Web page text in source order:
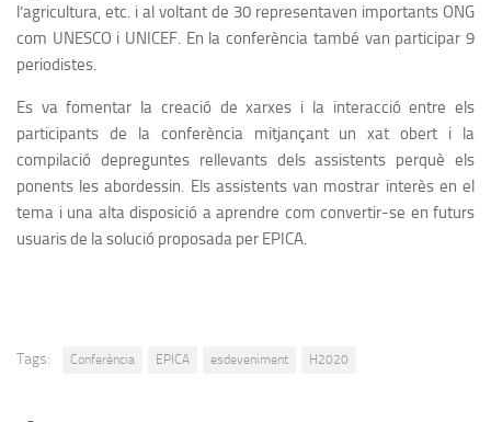
l’agricultura, etc. i al voltant de 30 representaven importants ONG
com UNESCO i UNICEF. En la conferència també van participar 9
periodistes.
Es va fomentar la creació de xarxes i la interacció entre els
participants de la conferència mitjançant un xat obert i la
compilació depreguntes rellevants dels assistents perquè els
ponents les abordessin. Els assistents van mostrar interès en el
tema i una alta disposició a aprendre com convertir-se en futurs
usuaris de la solució proposada per EPICA.
Tags: Conferència EPICA esdeveniment H2020